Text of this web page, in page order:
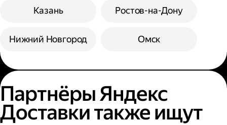
Казань
Нижний Новгород
Ростов-на-Дону
Омск
Партнёры Яндекс
Доставки также ищут